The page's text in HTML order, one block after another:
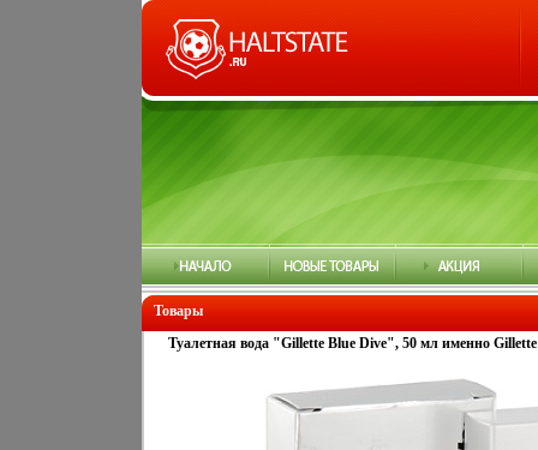
Товары
Туалетная вода "Gillette Blue Dive", 50 мл именно